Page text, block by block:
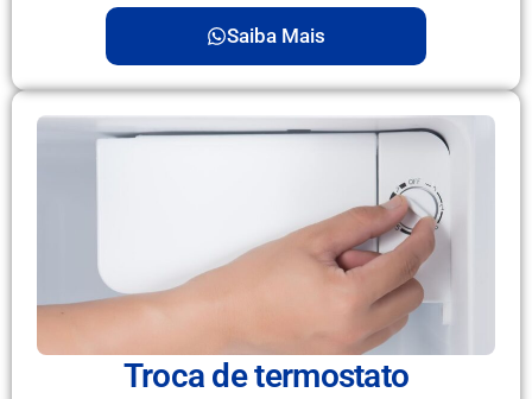
Saiba Mais
Troca de termostato